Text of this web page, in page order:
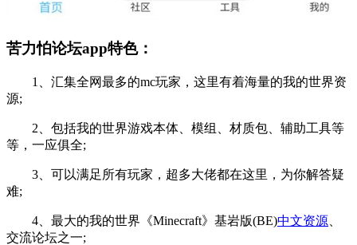
苦力怕论坛app特色：
1、汇集全网最多的mc玩家，这里有着海量的我的世界资
源;
2、包括我的世界游戏本体、模组、材质包、辅助工具等
等，一应俱全;
3、可以满足所有玩家，超多大佬都在这里，为你解答疑
难;
4、最大的我的世界《Minecraft》基岩版(BE)中文资源
交流论坛之一;